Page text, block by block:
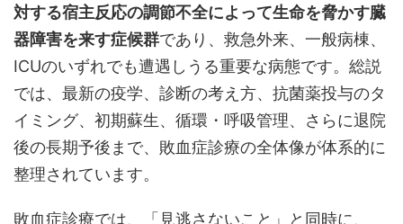
対する宿主反応の調節不全によって生命を脅かす臓
器障害を来す症候群であり、救急外来、一般病棟、
ICUのいずれでも遭遇しうる重要な病態です。総説
では、最新の疫学、診断の考え方、抗菌薬投与のタ
イミング、初期蘇生、循環・呼吸管理、さらに退院
後の長期予後まで、敗血症診療の全体像が体系的に
整理されています。
敗血症診療では、「見逃さないこと」と同時に、